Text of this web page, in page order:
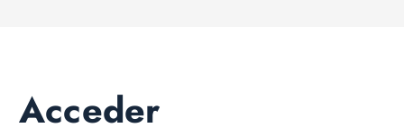
Acceder